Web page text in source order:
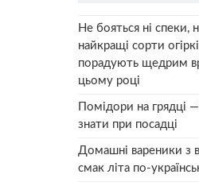
Не бояться ні спеки,
найкращі сорти
порадують щедрим
цьому році
Помідори на грядці
знати при посадці
Домашні вареники з
смак літа по-